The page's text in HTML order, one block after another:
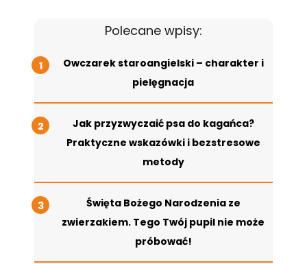
Polecane wpisy:
Owczarek staroangielski – charakter i
pielęgnacja
Jak przyzwyczaić psa do kagańca?
Praktyczne wskazówki i bezstresowe
metody
Święta Bożego Narodzenia ze
zwierzakiem. Tego Twój pupil nie może
próbować!